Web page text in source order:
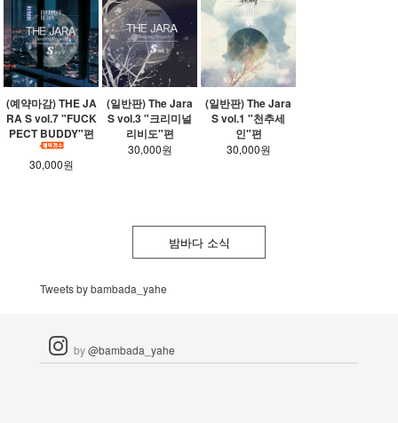
(예약마감) THE JA
RA S vol.7 "FUCK
PECT BUDDY"편
30,000원
(일반판) The Jara
S vol.3 "크리미널
리비도"편
30,000원
(일반판) The Jara
S vol.1 "천추세
인"편
30,000원
밤바다 소식
Tweets by bambada_yahe
by@bambada_yahe